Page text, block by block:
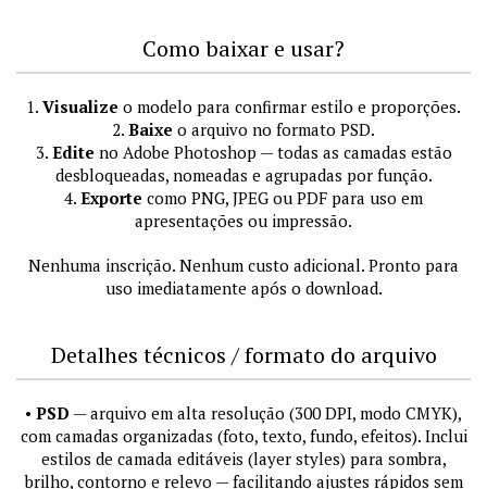
Como baixar e usar?
1. Visualize o modelo para confirmar estilo e proporções.
2. Baixe o arquivo no formato PSD.
3. Edite no Adobe Photoshop — todas as camadas estão
desbloqueadas, nomeadas e agrupadas por função.
4. Exporte como PNG, JPEG ou PDF para uso em
apresentações ou impressão.
Nenhuma inscrição. Nenhum custo adicional. Pronto para
uso imediatamente após o download.
Detalhes técnicos / formato do arquivo
• PSD — arquivo em alta resolução (300 DPI, modo CMYK),
com camadas organizadas (foto, texto, fundo, efeitos). Inclui
estilos de camada editáveis (layer styles) para sombra,
brilho, contorno e relevo — facilitando ajustes rápidos sem